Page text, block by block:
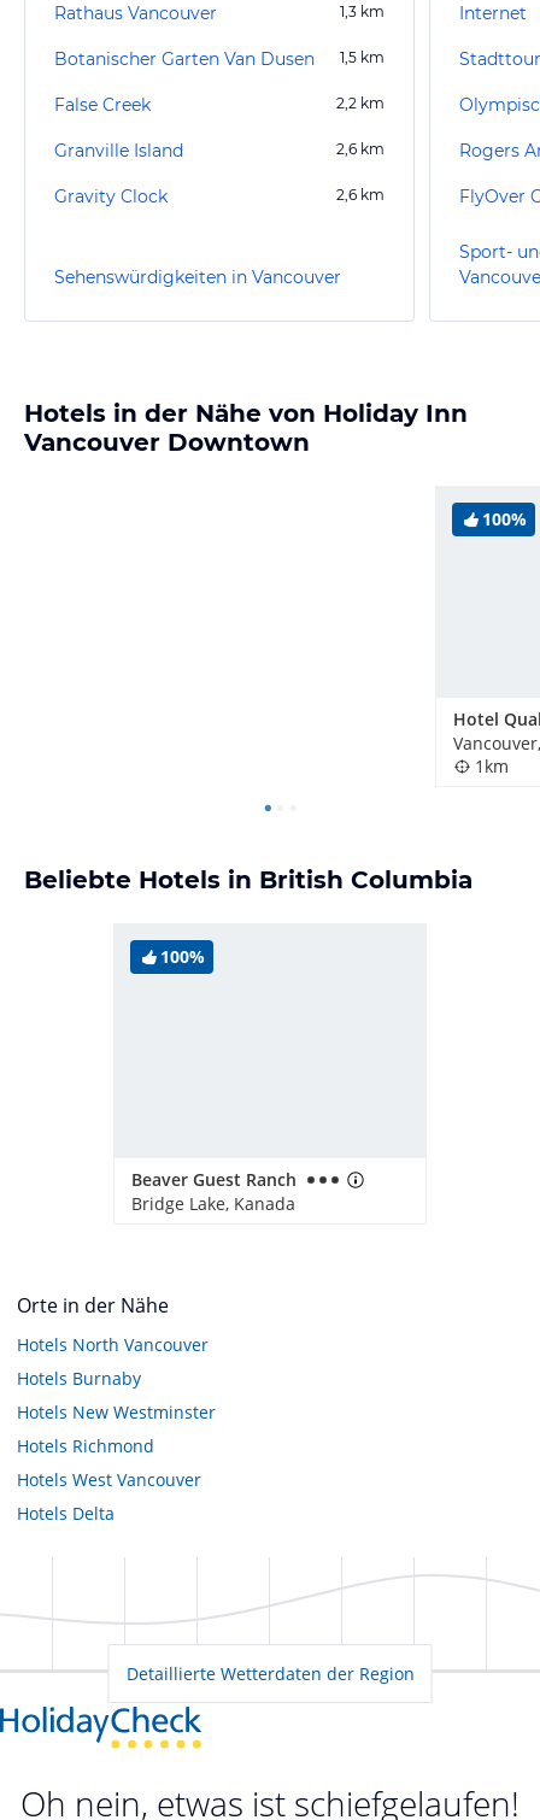
Rathaus Vancouver 1,3 km
Botanischer Garten Van Dusen 1,5 km
False Creek 2,2 km
Granville Island 2,6 km
Gravity Clock 2,6 km
Sehenswürdigkeiten in Vancouver
Internet
Stadttour
Rogers
FlyOver
Sport-
Hotels in der Nähe von Holiday Inn
Vancouver Downtown
100%
1km
Beliebte Hotels in British Columbia
100%
Beaver Guest Ranch
Bridge Lake, Kanada
Orte in der Nähe
Hotels North Vancouver
Hotels Burnaby
Hotels New Westminster
Hotels Richmond
Hotels West Vancouver
Hotels Delta
Detaillierte Wetterdaten der Region
Oh nein, etwas ist schiefgelaufen!